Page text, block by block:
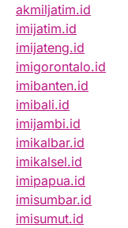
akmiljatim.id
imijatim.id
imijateng.id
imigorontalo.id
imibanten.id
imibali.id
imijambi.id
imikalbar.id
imikalsel.id
imipapua.id
imisumbar.id
imisumut.id